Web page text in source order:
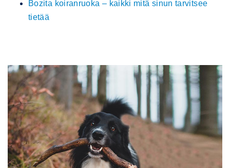
Bozita koiranruoka – kaikki mitä sinun tarvitsee
tietää